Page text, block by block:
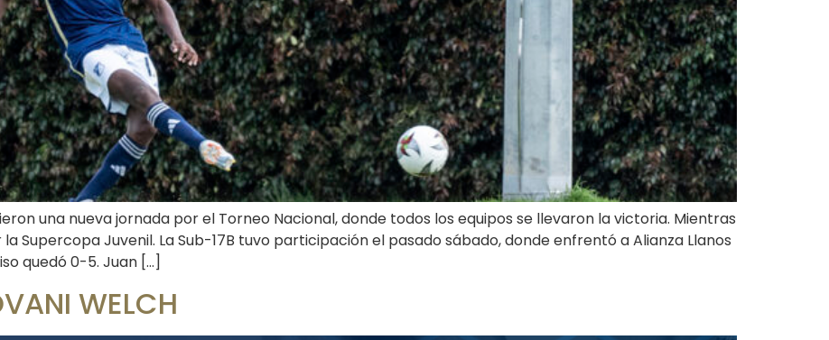
una nueva jornada por el Torneo Nacional, donde todos los equipos se llevaron la victoria. Mientras
Supercopa Juvenil. La Sub-17B tuvo participación el pasado sábado, donde enfrentó a Alianza Llanos
quedó 0-5. Juan […]
WELCH